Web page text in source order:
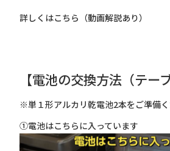
詳しくはこちら（動画解説あり）
【電池の交換方法（テー
※単１形アルカリ乾電池2本をご準備
①電池はこちらに入っています